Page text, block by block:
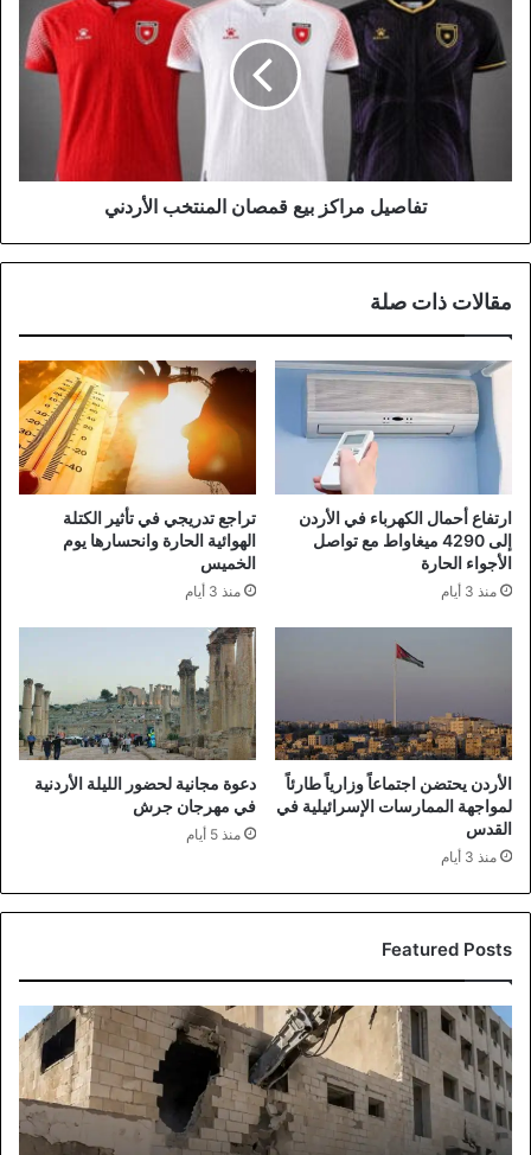
بيع
قمصان
المنتخب
تفاصيل مراكز بيع قمصان المنتخب الأردني
مقالات ذات صلة
ارتفاع أحمال الكهرباء في الأردن
إلى 4290 ميغاواط مع تواصل
الأجواء الحارة
منذ 3 أيام
تراجع تدريجي في تأثير الكتلة
الهوائية الحارة وانحسارها يوم
الخميس
منذ 3 أيام
الأردن يحتضن اجتماعاً وزارياً طارئاً
لمواجهة الممارسات الإسرائيلية في
القدس
منذ 3 أيام
دعوة مجانية لحضور الليلة الأردنية
في مهرجان جرش
منذ 5 أيام
Featured Posts
انطلاق
أعمال
هدم
وإزالة
فندق
كراون